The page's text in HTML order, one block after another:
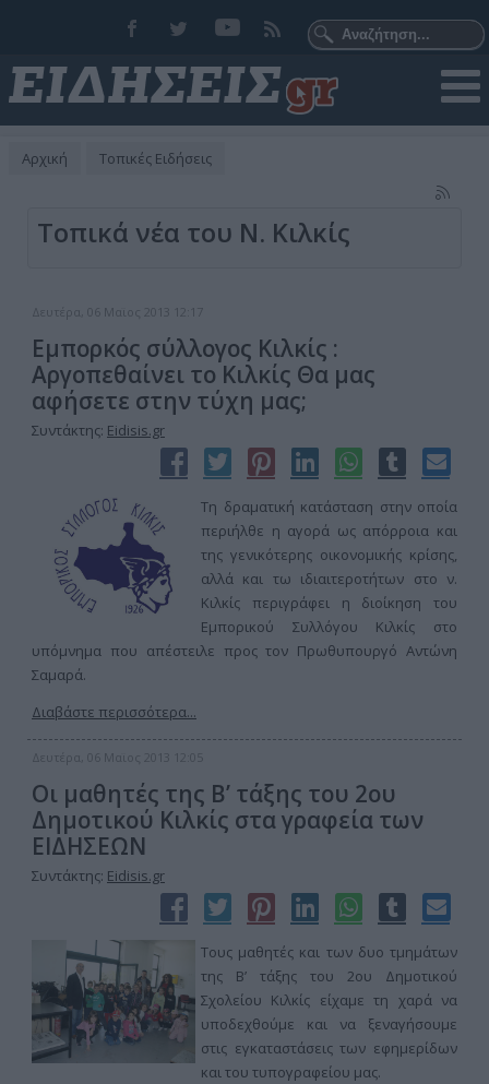
Αρχική Τοπικές Ειδήσεις
Τοπικά νέα του Ν. Κιλκίς
Δευτέρα, 06 Μαϊος 2013 12:17
Εμπορκός σύλλογος Κιλκίς :
Αργοπεθαίνει το Κιλκίς Θα μας
αφήσετε στην τύχη μας;
Συντάκτης: Eidisis.gr
Τη δραματική κατάσταση στην οποία
περιήλθε η αγορά ως απόρροια και
της γενικότερης οικονομικής κρίσης,
αλλά και τω ιδιαιτεροτήτων στο ν.
Κιλκίς περιγράφει η διοίκηση του
Εμπορικού Συλλόγου Κιλκίς στο
υπόμνημα που απέστειλε προς τον Πρωθυπουργό Αντώνη
Σαμαρά.
Διαβάστε περισσότερα...
Δευτέρα, 06 Μαϊος 2013 12:05
Οι μαθητές της Β’ τάξης του 2ου
Δημοτικού Κιλκίς στα γραφεία των
ΕΙΔΗΣΕΩΝ
Συντάκτης: Eidisis.gr
Τους μαθητές και των δυο τμημάτων
της Β’ τάξης του 2ου Δημοτικού
Σχολείου Κιλκίς είχαμε τη χαρά να
υποδεχθούμε και να ξεναγήσουμε
στις εγκαταστάσεις των εφημερίδων
και του τυπογραφείου μας.